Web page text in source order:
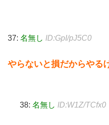
37: 名無し ID:GpI/pJ5C0
やらないと損だからやる
38: 名無し ID:W1Z/TCfx0